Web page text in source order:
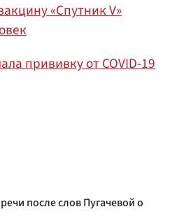
«Спутник V»
прививку от COVID-19
после слов Пугачевой о